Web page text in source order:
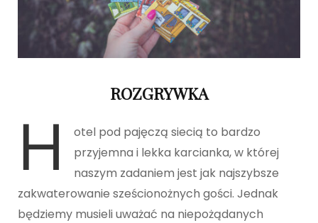
ROZGRYWKA
H
otel pod pajęczą siecią to bardzo
przyjemna i lekka karcianka, w której
naszym zadaniem jest jak najszybsze
zakwaterowanie sześcionożnych gości. Jednak
będziemy musieli uważać na niepożądanych